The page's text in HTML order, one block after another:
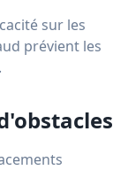
sur les
prévient les